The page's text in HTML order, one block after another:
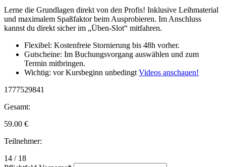
Lerne die Grundlagen direkt von den Profis! Inklusive Leihmaterial
und maximalem Spaßfaktor beim Ausprobieren. Im Anschluss
kannst du direkt sicher im „Üben-Slot“ mitfahren.
Flexibel: Kostenfreie Stornierung bis 48h vorher.
Gutscheine: Im Buchungsvorgang auswählen und zum
Termin mitbringen.
Wichtig: vor Kursbeginn unbedingt Videos anschauen!
1777529841
Gesamt:
59.00 €
Teilnehmer:
14 / 18